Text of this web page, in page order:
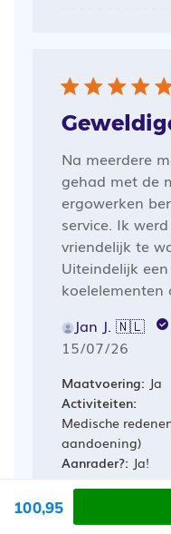
100,95
Na meerdere
gehad met de
ergowerken
service. Ik
vriendelijk te
Uiteindelijk
koelelementen
Jan J. 🇳🇱
15/07/26
Maatvoering: Ja
Activiteiten:
Medische
aandoening)
Aanrader?: Ja!
Pasvorm